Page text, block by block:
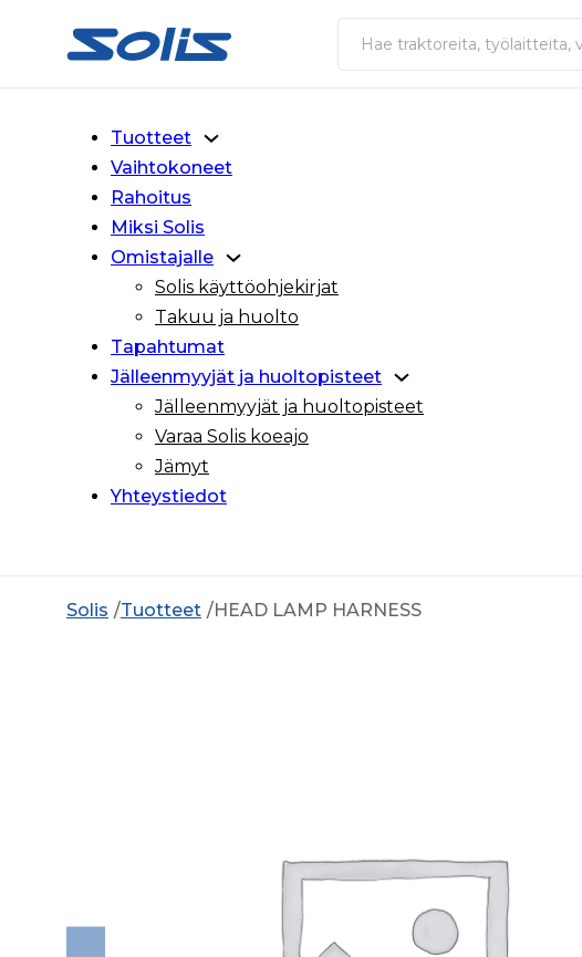
Siirry pääsisältöön
Siirry alatunnisteeseen
Haku
Tuotteet
Vaihtokoneet
Rahoitus
Miksi Solis
Omistajalle
Solis käyttöohjekirjat
Takuu ja huolto
Tapahtumat
Jälleenmyyjät ja huoltopisteet
Jälleenmyyjät ja huoltopisteet
Varaa Solis koeajo
Jämyt
Yhteystiedot
Solis Tuotteet HEAD LAMP HARNESS